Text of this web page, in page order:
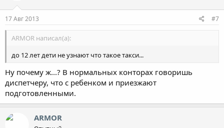
17 Авг 2013 #7
ARMOR написал(а):
до 12 лет дети не узнают что такое такси...
Ну почему ж...? В нормальных конторах говоришь
диспетчеру, что с ребенком и приезжают
подготовленными.
ARMOR